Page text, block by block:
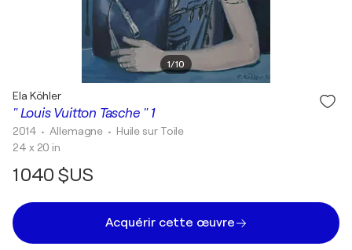
1/10
" Louis Vuitton Tasche " 1
Ela Köhler
2014 • Allemagne • Huile sur Toile
24 x 20 in
1 040 $US
Acquérir cette œuvre